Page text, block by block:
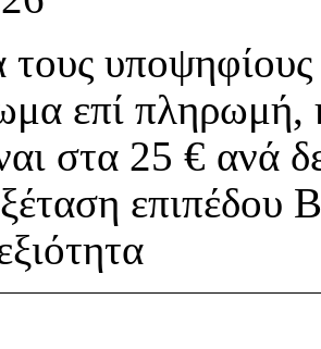
τους
επί πληρωμή,
στα 25 € ανά
επιπέδου